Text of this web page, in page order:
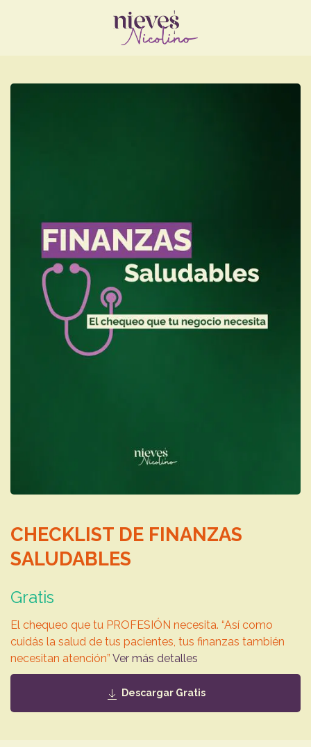
CHECKLIST DE FINANZAS
SALUDABLES
Gratis
El chequeo que tu PROFESIÓN necesita. “Así como
cuidás la salud de tus pacientes, tus finanzas también
necesitan atención” Ver más detalles
Descargar Gratis